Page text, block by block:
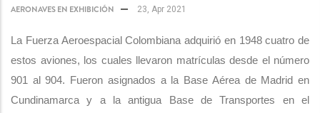
AERONAVES EN EXHIBICIÓN 23, Apr 2021
La Fuerza Aeroespacial Colombiana adquirió en 1948 cuatro de
estos aviones, los cuales llevaron matrículas desde el número
901 al 904. Fueron asignados a la Base Aérea de Madrid en
Cundinamarca y a la antigua Base de Transportes en el